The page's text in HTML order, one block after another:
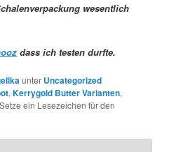
wesentlich
dass ich testen durfte.
unter Uncategorized
,Kerrygold Butter Varianten,
ein Lesezeichen für den